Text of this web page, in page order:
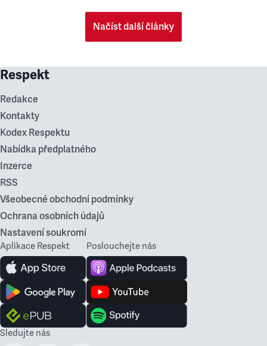
Načíst další články
Respekt
Redakce
Kontakty
Kodex Respektu
Nabídka předplatného
Inzerce
RSS
Všeobecné obchodní podmínky
Ochrana osobních údajů
Nastavení soukromí
Aplikace Respekt Poslouchejte nás
Sledujte nás